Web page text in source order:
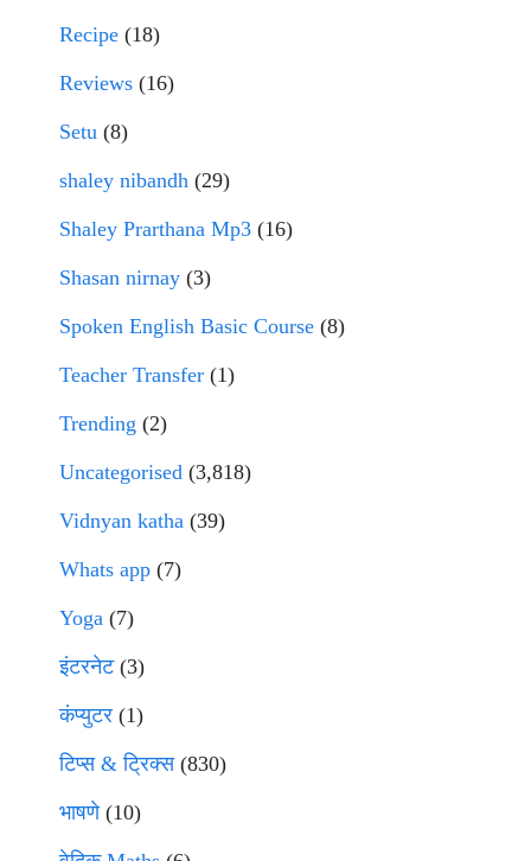
Recipe (18)
Reviews (16)
Setu (8)
shaley nibandh (29)
Shaley Prarthana Mp3 (16)
Shasan nirnay (3)
Spoken English Basic Course (8)
Teacher Transfer (1)
Trending (2)
Uncategorised (3,818)
Vidnyan katha (39)
Whats app (7)
Yoga (7)
इंटरनेट(3)
कंप्युटर (1)
टिप्स & ट्रिक्स(830)
भाषणे(10)